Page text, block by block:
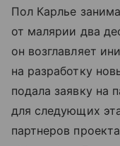
Пол Карлье
от малярии два
он возглавляет
на разработку
подала заявку на
для следующих
партнеров